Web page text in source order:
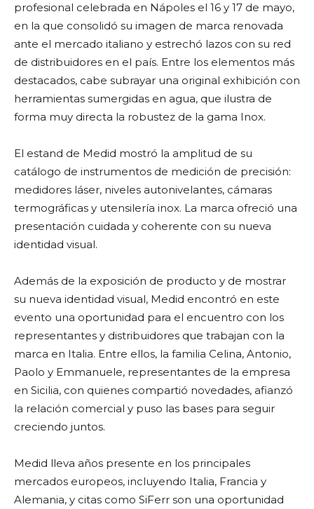
profesional celebrada en Nápoles el 16 y 17 de mayo,
en la que consolidó su imagen de marca renovada
ante el mercado italiano y estrechó lazos con su red
de distribuidores en el país. Entre los elementos más
destacados, cabe subrayar una original exhibición con
herramientas sumergidas en agua, que ilustra de
forma muy directa la robustez de la gama Inox.
El estand de Medid mostró la amplitud de su
catálogo de instrumentos de medición de precisión:
medidores láser, niveles autonivelantes, cámaras
termográficas y utensilería inox. La marca ofreció una
presentación cuidada y coherente con su nueva
identidad visual.
Además de la exposición de producto y de mostrar
su nueva identidad visual, Medid encontró en este
evento una oportunidad para el encuentro con los
representantes y distribuidores que trabajan con la
marca en Italia. Entre ellos, la familia Celina, Antonio,
Paolo y Emmanuele, representantes de la empresa
en Sicilia, con quienes compartió novedades, afianzó
la relación comercial y puso las bases para seguir
creciendo juntos.
Medid lleva años presente en los principales
mercados europeos, incluyendo Italia, Francia y
Alemania, y citas como SiFerr son una oportunidad